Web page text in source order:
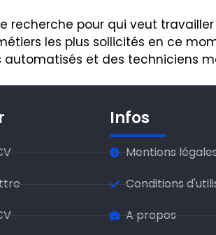
recherche pour qui veut
les plus sollicités en ce
et des techniciens
Infos
Mentions
Conditions
A propos